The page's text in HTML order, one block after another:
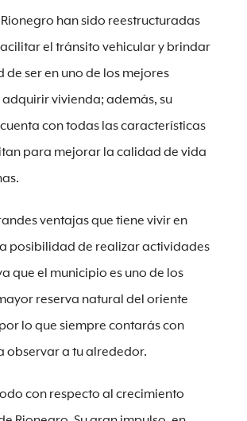
Rionegro han sido reestructuradas
el tránsito vehicular y brindar
de ser en uno de los mejores
adquirir vivienda; además, su
con todas las características
para mejorar la calidad de vida
ventajas que tiene vivir en
posibilidad de realizar actividades
que el municipio es uno de los
reserva natural del oriente
lo que siempre contarás con
observar a tu alrededor.
con respecto al crecimiento